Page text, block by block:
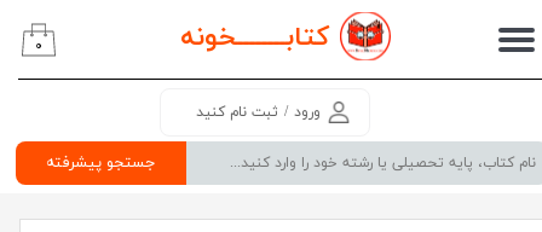
کتابــــــــخونه
جستجو پیشرفته
ورود / ثبت نام کنید
حساب کاربری من
سفارشات
خروج از حساب کاربری
۰